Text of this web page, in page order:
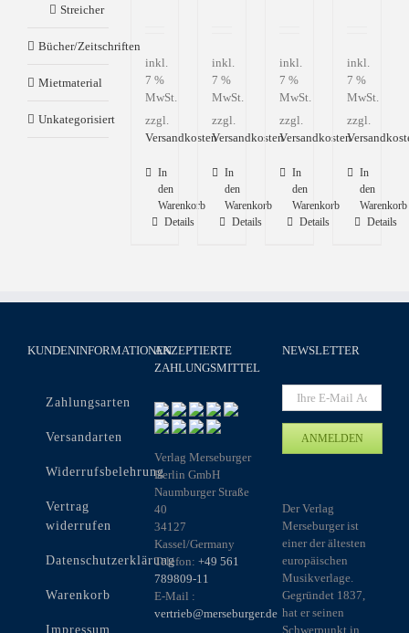
inkl.
7 %
MwSt.
zzgl.
Versandkosten
In
den
Warenkorb
Details
inkl.
7 %
MwSt.
zzgl.
Versandkosten
In
den
Warenkorb
Details
inkl.
7 %
MwSt.
zzgl.
Versandkosten
In
den
Warenkorb
Details
inkl.
7 %
MwSt.
zzgl.
In
den
Warenkorb
Details
Streicher
Bücher/Zeitschriften
Mietmaterial
Unkategorisiert
KUNDENINFORMATIONEN
Zahlungsarten
Versandarten
Widerrufsbelehrung
Vertrag
widerrufen
Datenschutzerklärung
Warenkorb
Impressum
AKZEPTIERTE
ZAHLUNGSMITTEL
Verlag Merseburger
Berlin GmbH
Naumburger Straße
40
34127
Kassel/Germany
Telefon:+49 561
789809-11
E-Mail :
vertrieb@merseburger.de
NEWSLETTER
Der Verlag
Merseburger ist
einer der ältesten
europäischen
Musikverlage.
Gegründet 1837,
hat er seinen
Schwerpunkt in